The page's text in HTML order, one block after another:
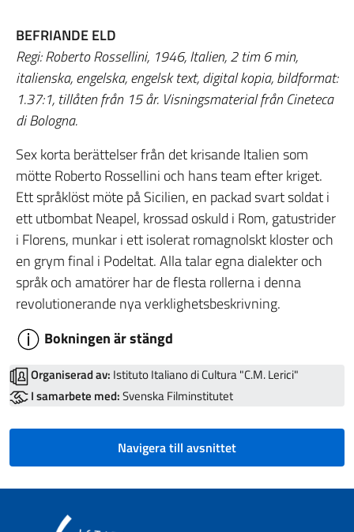
BEFRIANDE ELD
Regi: Roberto Rossellini, 1946, Italien, 2 tim 6 min,
italienska, engelska, engelsk text, digital kopia, bildformat:
1.37:1, tillåten från 15 år. Visningsmaterial från Cineteca
di Bologna.
Sex korta berättelser från det krisande Italien som
mötte Roberto Rossellini och hans team efter kriget.
Ett språklöst möte på Sicilien, en packad svart soldat i
ett utbombat Neapel, krossad oskuld i Rom, gatustrider
i Florens, munkar i ett isolerat romagnolskt kloster och
en grym final i Po­deltat. Alla talar egna dialekter och
språk och amatörer har de flesta rollerna i denna
revolutionerande nya verklighetsbeskrivning.
Bokningen är stängd
Organiserad av: Istituto Italiano di Cultura "C.M. Lerici"
I samarbete med:Svenska Filminstitutet
Navigera till avsnittet